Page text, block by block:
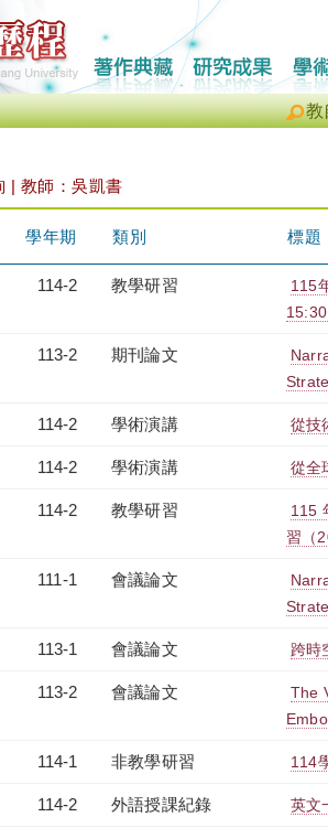
教
| 教師：吳凱書
學年期 類別 標題
114-2 教學研習
115
113-2 期刊論文
114-2 學術演講 從技
114-2 學術演講 從全
114-2 教學研習
115
習（
111-1 會議論文
113-1 會議論文 跨時
113-2 會議論文
The
114-1 非教學研習 114
114-2 外語授課紀錄 英文